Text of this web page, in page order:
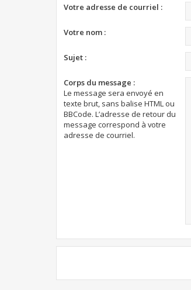
Votre adresse de courriel :
Votre nom :
Sujet :
Corps du message :
Le message sera envoyé en
texte brut, sans balise HTML ou
BBCode. L’adresse de retour du
message correspond à votre
adresse de courriel.